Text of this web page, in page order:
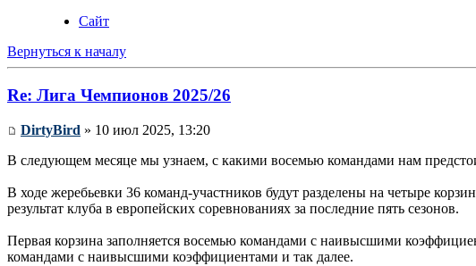
Сайт
Вернуться к началу
Re: Лига Чемпионов 2025/26
DirtyBird » 10 июл 2025, 13:20
В следующем месяце мы узнаем, с какими восемью командами нам
В ходе жеребьевки 36 команд-участников будут разделены на четыре
результат клуба в европейских соревнованиях за последние пять сезонов.
Первая корзина заполняется восемью командами с наивысшими
командами с наивысшими коэффициентами и так далее.